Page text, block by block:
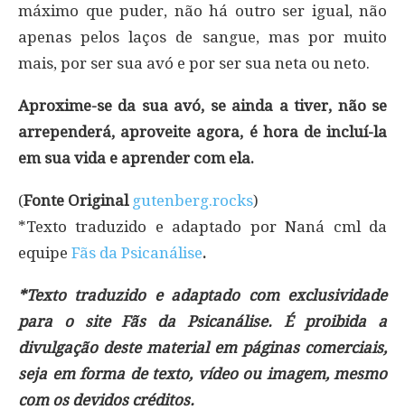
máximo que puder, não há outro ser igual, não
apenas pelos laços de sangue, mas por muito
mais, por ser sua avó e por ser sua neta ou neto.
Aproxime-se da sua avó, se ainda a tiver, não se
arrependerá, aproveite agora, é hora de incluí-la
em sua vida e aprender com ela.
(Fonte Original gutenberg.rocks)
*Texto traduzido e adaptado por Naná cml da
equipe Fãs da Psicanálise.
*Texto traduzido e adaptado com exclusividade
para o site Fãs da Psicanálise. É proibida a
divulgação deste material em páginas comerciais,
seja em forma de texto, vídeo ou imagem, mesmo
com os devidos créditos.